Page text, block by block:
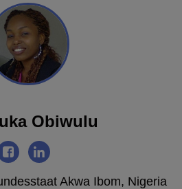
Obiwulu
Akwa Ibom, Nigeria